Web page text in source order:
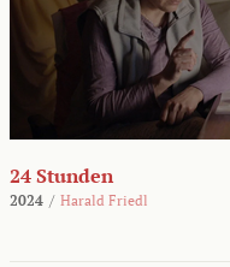
24 Stunden
2024 / Harald Friedl